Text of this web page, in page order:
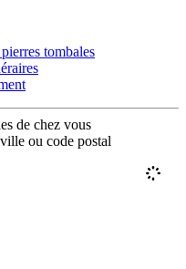
tombales
de chez vous
ou code postal